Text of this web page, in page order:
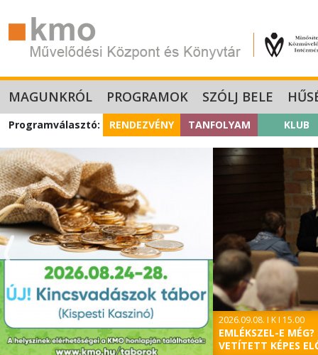
MAGUNKRÓL PROGRAMOK SZÓLJ BELE
Programválasztó: RENDEZVÉNY TANFOLYAM KLUB
2026.09.08. I K I 15.00
EMLÉKSZEL-E
VETÍTETT KÉPES